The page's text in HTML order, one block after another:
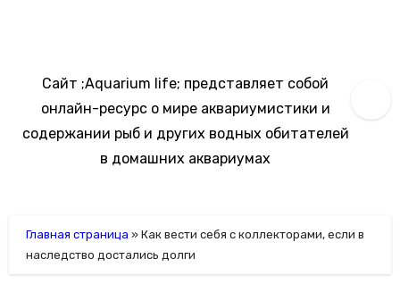
Сайт ;Aquarium life; представляет собой
онлайн-ресурс о мире аквариумистики и
содержании рыб и других водных обитателей
в домашних аквариумах
Главная страница » Как вести себя с коллекторами, если в
наследство достались долги